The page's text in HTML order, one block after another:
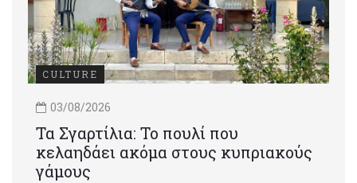
CULTURE
03/08/2026
Τα Σγαρτίλια: Το πουλί που
κελαηδάει ακόμα στους κυπριακούς
γάμους